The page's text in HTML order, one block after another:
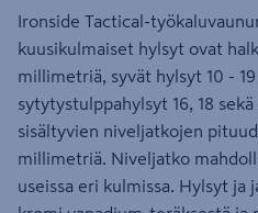
Ironside Tactical-
kuusikulmaiset hylsyt ovat
millimetriä, syvät hylsyt 10 -
sytytystulppahylsyt 16, 18
sisältyvien niveljatkojen
millimetriä. Niveljatko
useissa eri kulmissa. Hylsyt